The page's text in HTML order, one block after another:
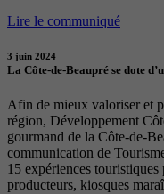
Lire le communiqué
3 juin 2024
La Côte-de-Beaupré se dote
Afin de mieux valoriser et
région, Développement
gourmand de la Côte-de-
communication de
15 expériences
producteurs, kiosques